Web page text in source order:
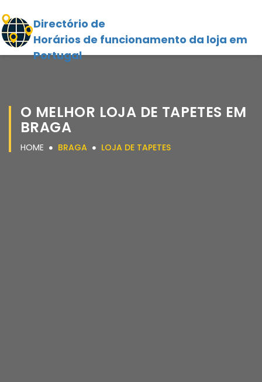
Directório de
Horários de funcionamento da loja em
Portugal
O MELHOR LOJA DE TAPETES EM
BRAGA
HOME BRAGA LOJA DE TAPETES